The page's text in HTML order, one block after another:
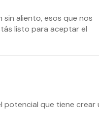
aliento, esos que nos
listo para aceptar el
potencial que tiene crear